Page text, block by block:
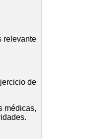
relevante
de
médicas,